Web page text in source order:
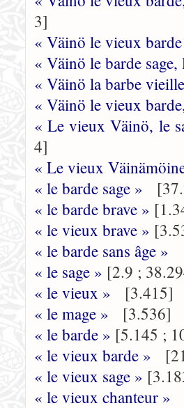
3]
« Väinö le vieux
« Väinö le barde
« Väinö la barbe
« Väinö le vieux
« Le vieux Väinö, le
4]
« Le vieux
« le barde sage »
« le barde brave »
« le vieux brave »
« le barde sans âge »
« le sage » [2.9 ;
« le vieux »
[3.415]
« le mage »
[3.536]
« le barde » [5.145 ;
« le vieux barde »
« le vieux sage »
« le vieux chanteur »